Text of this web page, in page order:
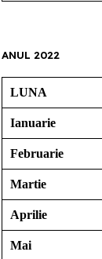
ANUL 2022
LUNA
Ianuarie
Februarie
Martie
Aprilie
Mai